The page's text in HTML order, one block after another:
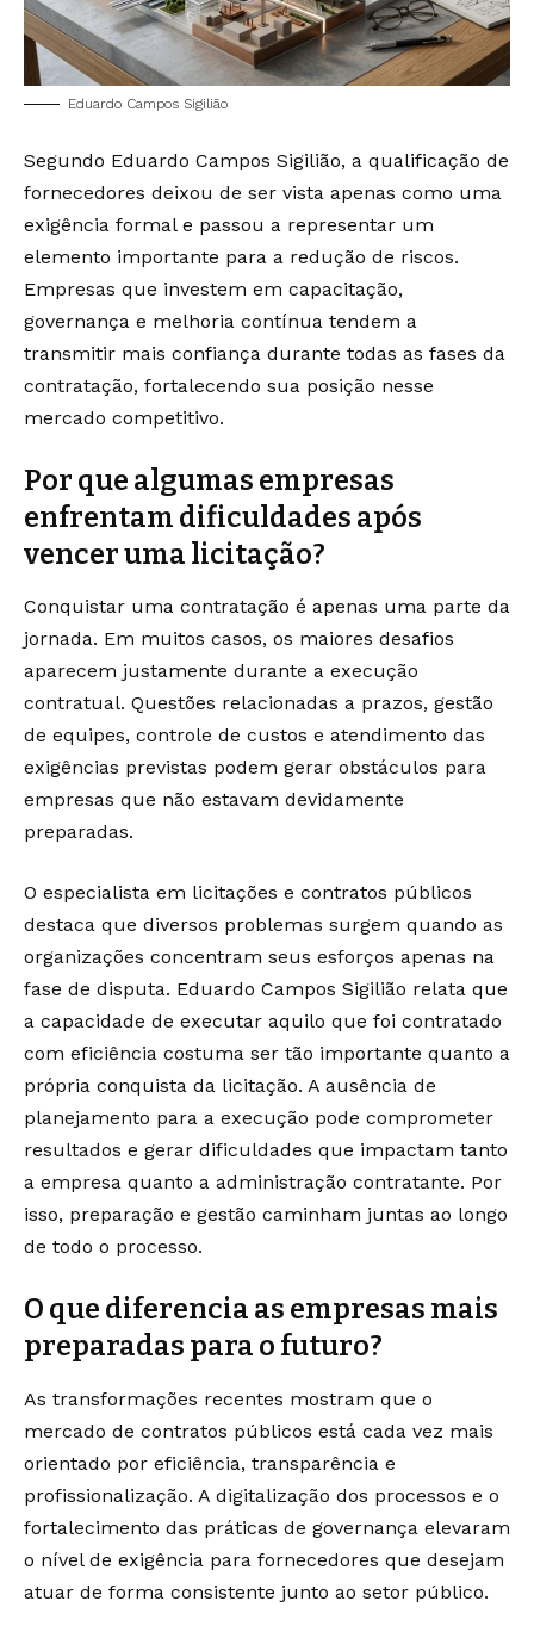
Eduardo Campos Sigilião
Segundo Eduardo Campos Sigilião, a qualificação de
fornecedores deixou de ser vista apenas como uma
exigência formal e passou a representar um
elemento importante para a redução de riscos.
Empresas que investem em capacitação,
governança e melhoria contínua tendem a
transmitir mais confiança durante todas as fases da
contratação, fortalecendo sua posição nesse
mercado competitivo.
Por que algumas empresas
enfrentam dificuldades após
vencer uma licitação?
Conquistar uma contratação é apenas uma parte da
jornada. Em muitos casos, os maiores desafios
aparecem justamente durante a execução
contratual. Questões relacionadas a prazos, gestão
de equipes, controle de custos e atendimento das
exigências previstas podem gerar obstáculos para
empresas que não estavam devidamente
preparadas.
O especialista em licitações e contratos públicos
destaca que diversos problemas surgem quando as
organizações concentram seus esforços apenas na
fase de disputa. Eduardo Campos Sigilião relata que
a capacidade de executar aquilo que foi contratado
com eficiência costuma ser tão importante quanto a
própria conquista da licitação. A ausência de
planejamento para a execução pode comprometer
resultados e gerar dificuldades que impactam tanto
a empresa quanto a administração contratante. Por
isso, preparação e gestão caminham juntas ao longo
de todo o processo.
O que diferencia as empresas mais
preparadas para o futuro?
As transformações recentes mostram que o
mercado de contratos públicos está cada vez mais
orientado por eficiência, transparência e
profissionalização. A digitalização dos processos e o
fortalecimento das práticas de governança elevaram
o nível de exigência para fornecedores que desejam
atuar de forma consistente junto ao setor público.